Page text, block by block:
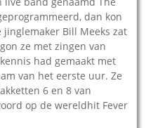
dan kon
Bill Meeks zat
ze met zingen van
had gemaakt met
van het eerste uur. Ze
6 en 8 van
op de wereldhit Fever